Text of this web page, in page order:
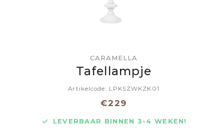
CARAMELLA
Tafellampje
Artikelcode: LPKSZWKZK01
€229
LEVERBAAR BINNEN 3-4 WEKEN!